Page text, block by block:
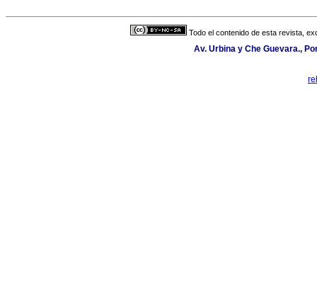
Todo el contenido de esta revista,
Av. Urbina y Che Guevara.,